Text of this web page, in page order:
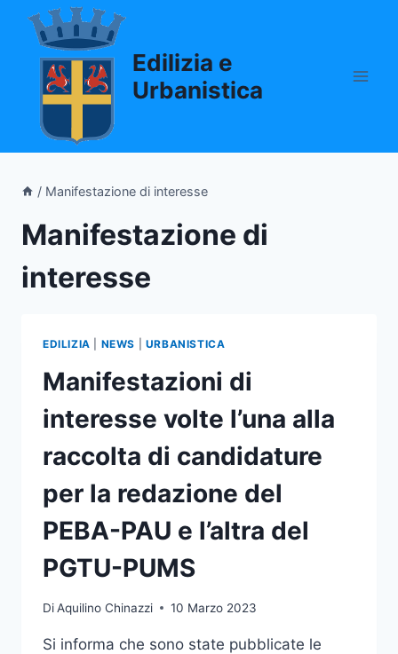
Salta
contenuto
Edilizia e
Urbanistica
/ Manifestazione di interesse
Manifestazione di
interesse
EDILIZIA NEWS URBANISTICA
Manifestazioni di
interesse volte l’una alla
raccolta di candidature
per la redazione del
PEBA-PAU e l’altra del
PGTU-PUMS
DiAquilino Chinazzi 10 Marzo 2023
Si informa che sono state pubblicate le